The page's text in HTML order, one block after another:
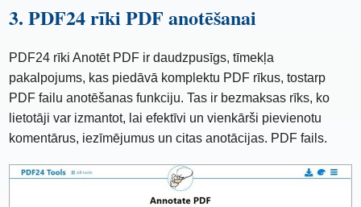
3. PDF24 rīki PDF anotēšanai
PDF24 rīki Anotēt PDF ir daudzpusīgs, tīmekļa
pakalpojums, kas piedāvā komplektu PDF rīkus, tostarp
PDF failu anotēšanas funkciju. Tas ir bezmaksas rīks, ko
lietotāji var izmantot, lai efektīvi un vienkārši pievienotu
komentārus, iezīmējumus un citas anotācijas. PDF fails.